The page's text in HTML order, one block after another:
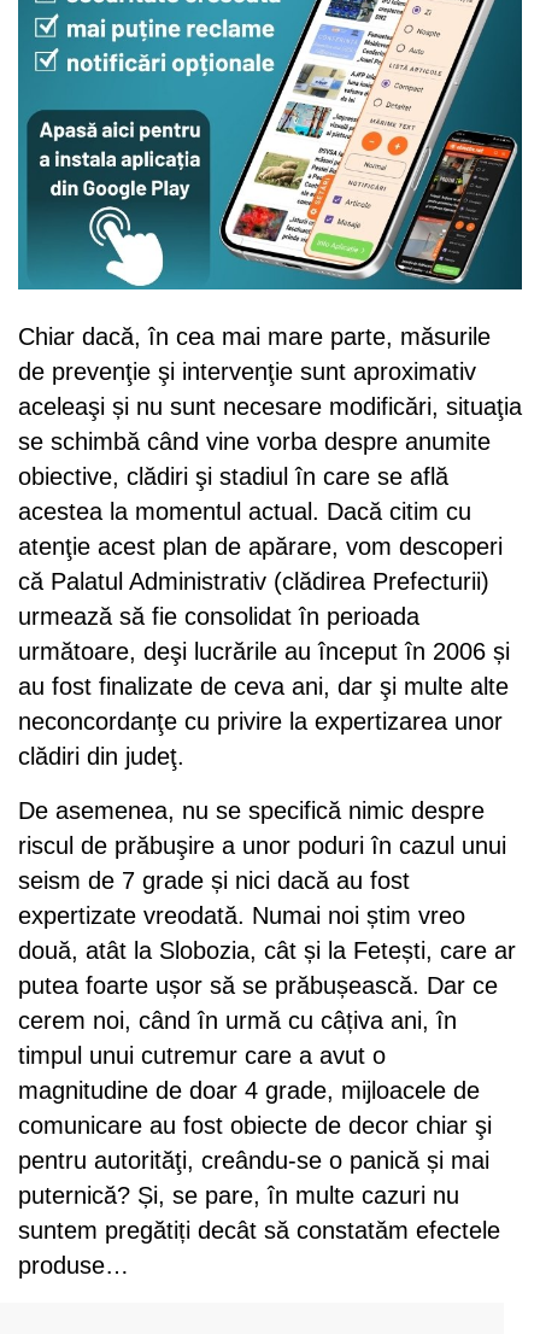
Chiar dacă, în cea mai mare parte, măsurile
de prevenţie şi intervenţie sunt aproximativ
aceleaşi și nu sunt necesare modificări, situaţia
se schimbă când vine vorba despre anumite
obiective, clădiri şi stadiul în care se află
acestea la momentul actual. Dacă citim cu
atenţie acest plan de apărare, vom descoperi
că Palatul Administrativ (clădirea Prefecturii)
urmează să fie consolidat în perioada
următoare, deşi lucrările au început în 2006 și
au fost finalizate de ceva ani, dar şi multe alte
neconcordanţe cu privire la expertizarea unor
clădiri din judeţ.
De asemenea, nu se specifică nimic despre
riscul de prăbuşire a unor poduri în cazul unui
seism de 7 grade și nici dacă au fost
expertizate vreodată. Numai noi știm vreo
două, atât la Slobozia, cât și la Fetești, care ar
putea foarte ușor să se prăbușească. Dar ce
cerem noi, când în urmă cu câțiva ani, în
timpul unui cutremur care a avut o
magnitudine de doar 4 grade, mijloacele de
comunicare au fost obiecte de decor chiar şi
pentru autorităţi, creându-se o panică și mai
puternică? Și, se pare, în multe cazuri nu
suntem pregătiți decât să constatăm efectele
produse…